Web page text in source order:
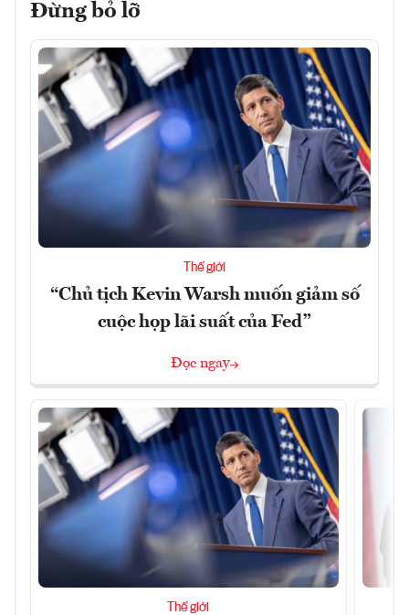
Đừng bỏ lỡ
Thế giới
“Chủ tịch Kevin Warsh muốn giảm số
cuộc họp lãi suất của Fed”
Đọc ngay
Thế giới